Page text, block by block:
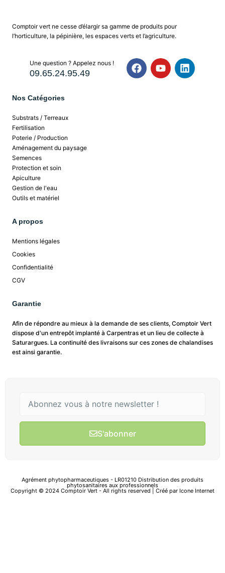
Comptoir vert ne cesse d’élargir sa gamme de produits pour
l’horticulture, la pépinière, les espaces verts et l’agriculture.
Une question ? Appelez nous !
09.65.24.95.49
Nos Catégories
Substrats / Terreaux
Fertilisation
Poterie / Production
Aménagement du paysage
Semences
Protection et soin
Apiculture
Gestion de l'eau
Outils et matériel
A propos
Mentions légales
Cookies
Confidentialité
CGV
Garantie
Afin de répondre au mieux à la demande de ses clients, Comptoir Vert
dispose d'un entrepôt implanté à Carpentras et un lieu de collecte à
Saturargues. La continuité des livraisons sur ces zones de chalandises
est ainsi garantie.
S'abonner
Agrément phytopharmaceutiques - LR01210 Distribution des produits
phytosanitaires aux professionnels
Copyright © 2024 Comptoir Vert - All rights reserved | Créé par Icone Internet